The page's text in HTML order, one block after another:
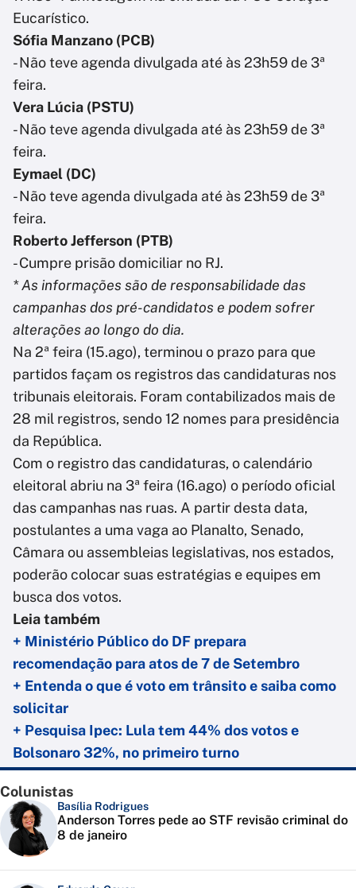
Eucarístico.
Sófia Manzano (PCB)
- Não teve agenda divulgada até às 23h59 de 3ª
feira.
Vera Lúcia (PSTU)
- Não teve agenda divulgada até às 23h59 de 3ª
feira.
Eymael (DC)
- Não teve agenda divulgada até às 23h59 de 3ª
feira.
Roberto Jefferson (PTB)
- Cumpre prisão domiciliar no RJ.
* As informações são de responsabilidade das
campanhas dos pré-candidatos e podem sofrer
alterações ao longo do dia.
Na 2ª feira (15.ago), terminou o prazo para que
partidos façam os registros das candidaturas nos
tribunais eleitorais. Foram contabilizados mais de
28 mil registros, sendo 12 nomes para presidência
da República.
Com o registro das candidaturas, o calendário
eleitoral abriu na 3ª feira (16.ago) o período oficial
das campanhas nas ruas. A partir desta data,
postulantes a uma vaga ao Planalto, Senado,
Câmara ou assembleias legislativas, nos estados,
poderão colocar suas estratégias e equipes em
busca dos votos.
Leia também
+ Ministério Público do DF prepara
recomendação para atos de 7 de Setembro
+ Entenda o que é voto em trânsito e saiba como
solicitar
+ Pesquisa Ipec: Lula tem 44% dos votos e
Bolsonaro 32%, no primeiro turno
Colunistas
Basília Rodrigues
Anderson Torres pede ao STF revisão criminal do
8 de janeiro